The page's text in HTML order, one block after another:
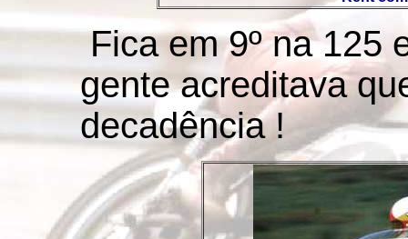
Fica em 9º na 125
gente acreditava
decadência !